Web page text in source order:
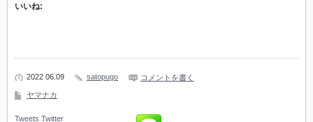
いいね:
2022 06.09 satopugo コメントを書く
ヤマナカ
Tweets Twitter